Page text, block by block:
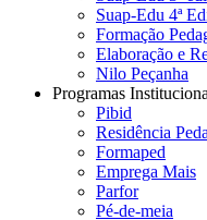
Suap-Edu 4ª
Formação
Elaboração e
Nilo Peçanha
Programas
Pibid
Residência
Formaped
Emprega Mais
Parfor
Pé-de-meia